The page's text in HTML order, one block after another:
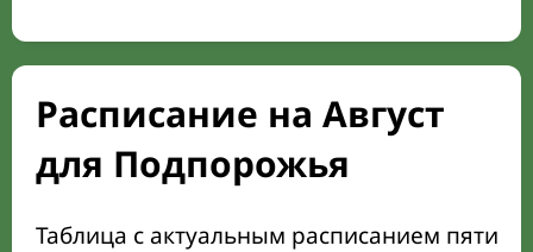
Расписание на Август
для Подпорожья
Таблица с актуальным расписанием пяти